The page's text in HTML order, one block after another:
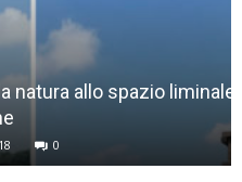
allo spazio liminale,